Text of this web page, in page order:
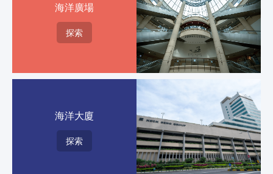
海洋廣場
探索
海洋大廈
探索